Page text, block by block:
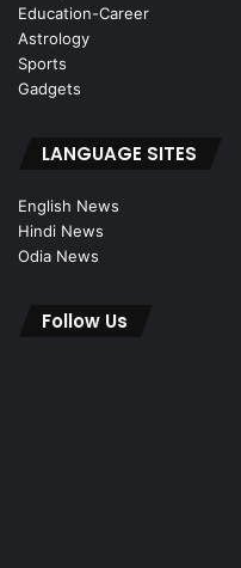
Education-Career
Astrology
Sports
Gadgets
LANGUAGE SITES
English News
Hindi News
Odia News
Follow Us